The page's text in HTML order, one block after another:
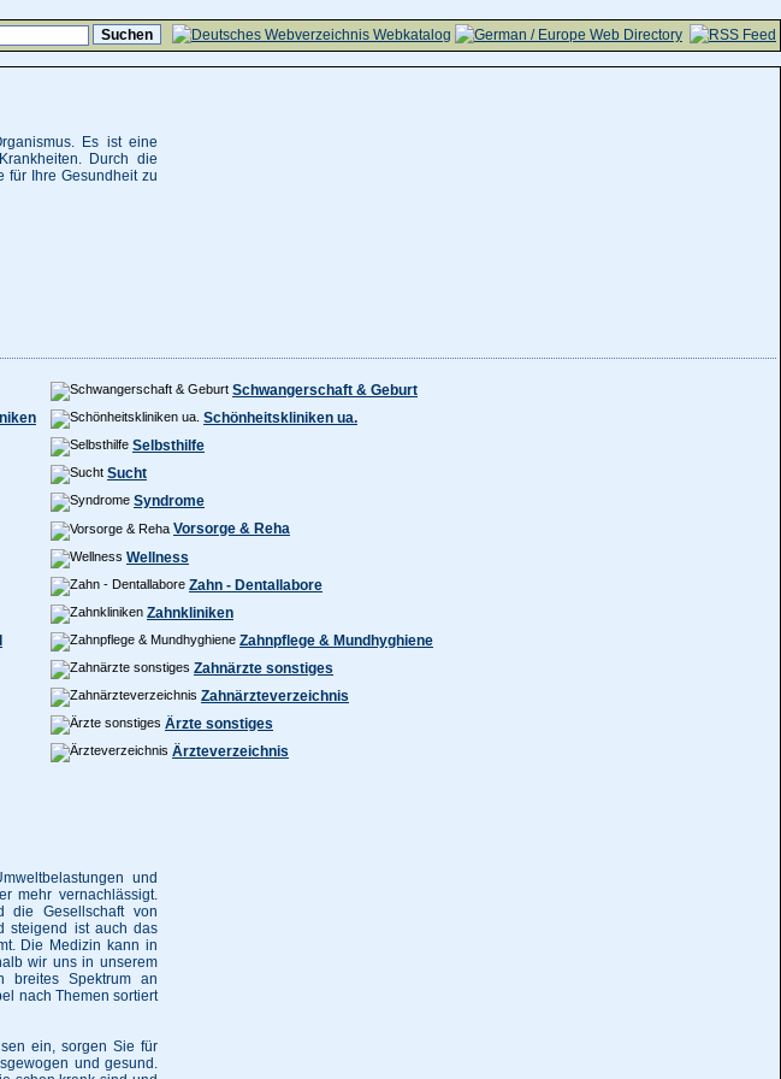
Es ist eine
Durch die
für Ihre Gesundheit zu
Schwangerschaft & Geburt
Schönheitskliniken ua.
Selbsthilfe
Sucht
Syndrome
Vorsorge & Reha
Wellness
Zahn - Dentallabore
Zahnkliniken
Zahnpflege & Mundhyghiene
Zahnärzte sonstiges
Zahnärzteverzeichnis
Ärzte sonstiges
Ärzteverzeichnis
und
mehr vernachlässigt.
die Gesellschaft von
steigend ist auch das
Die Medizin kann in
wir uns in unserem
breites Spektrum an
nach Themen sortiert
ein, sorgen Sie für
und gesund.